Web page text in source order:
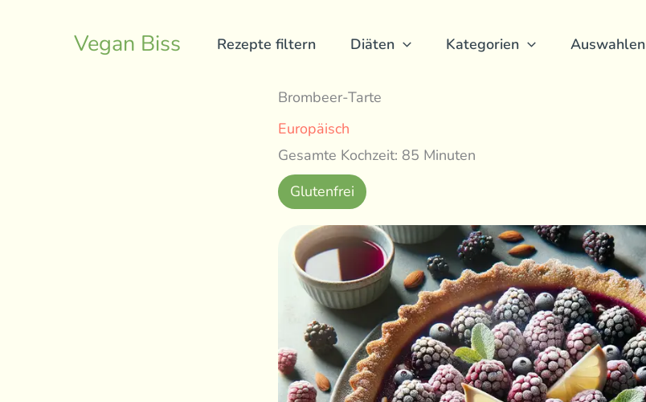
Vegan Biss Rezepte filtern Diäten Kategorien Auswahlen
Brombeer-Tarte
Europäisch
Gesamte Kochzeit: 85 Minuten
Glutenfrei